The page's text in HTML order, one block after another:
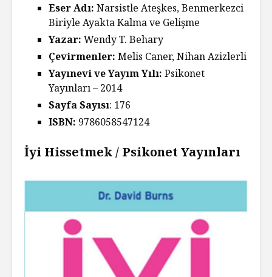
Eser Adı: Narsistle Ateşkes, Benmerkezci
Biriyle Ayakta Kalma ve Gelişme
Yazar: Wendy T. Behary
Çevirmenler: Melis Caner, Nihan Azizlerli
Yayınevi ve Yayım Yılı: Psikonet
Yayınları – 2014
Sayfa Sayısı: 176
ISBN: 9786058547124
İyi Hissetmek / Psikonet Yayınları